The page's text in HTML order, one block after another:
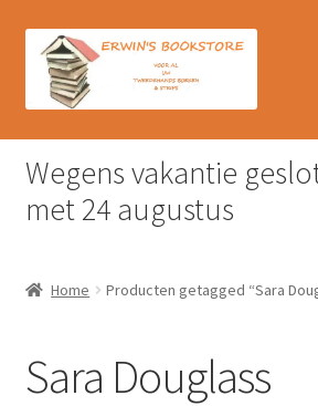
door
naar
naar
Home
Afrekenen
Verzendkosten & Ophalen boeken
Wegens vakantie
met 24 augustus
Home Producten getagged “Sara
Sara Douglass